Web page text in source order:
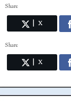
Share
X
Share
X